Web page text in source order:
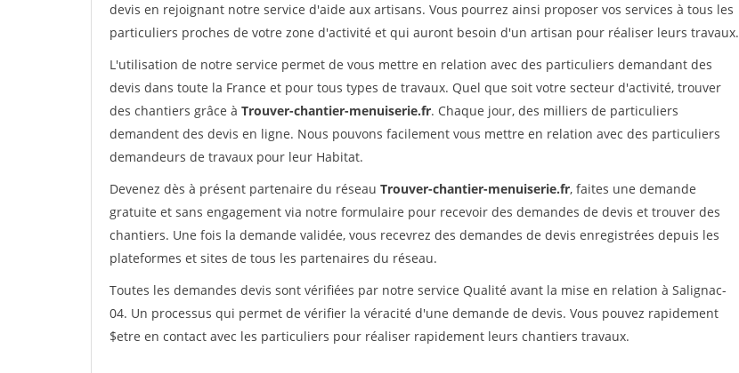
devis en rejoignant notre service d'aide aux artisans. Vous pourrez ainsi proposer vos services à tous les
particuliers proches de votre zone d'activité et qui auront besoin d'un artisan pour réaliser leurs travaux.
L'utilisation de notre service permet de vous mettre en relation avec des particuliers demandant des
devis dans toute la France et pour tous types de travaux. Quel que soit votre secteur d'activité, trouver
des chantiers grâce à Trouver-chantier-menuiserie.fr. Chaque jour, des milliers de particuliers
demandent des devis en ligne. Nous pouvons facilement vous mettre en relation avec des particuliers
demandeurs de travaux pour leur Habitat.
Devenez dès à présent partenaire du réseau Trouver-chantier-menuiserie.fr, faites une demande
gratuite et sans engagement via notre formulaire pour recevoir des demandes de devis et trouver des
chantiers. Une fois la demande validée, vous recevrez des demandes de devis enregistrées depuis les
plateformes et sites de tous les partenaires du réseau.
Toutes les demandes devis sont vérifiées par notre service Qualité avant la mise en relation à Salignac-
04. Un processus qui permet de vérifier la véracité d'une demande de devis. Vous pouvez rapidement
$etre en contact avec les particuliers pour réaliser rapidement leurs chantiers travaux.